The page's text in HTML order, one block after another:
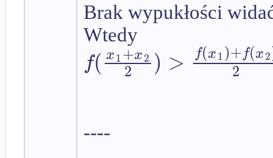
Brak wypukłości
Wtedy
f( x1+x2
2 ) > f(x1)+f(x2
2
----